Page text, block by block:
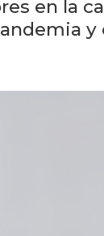
en la
y